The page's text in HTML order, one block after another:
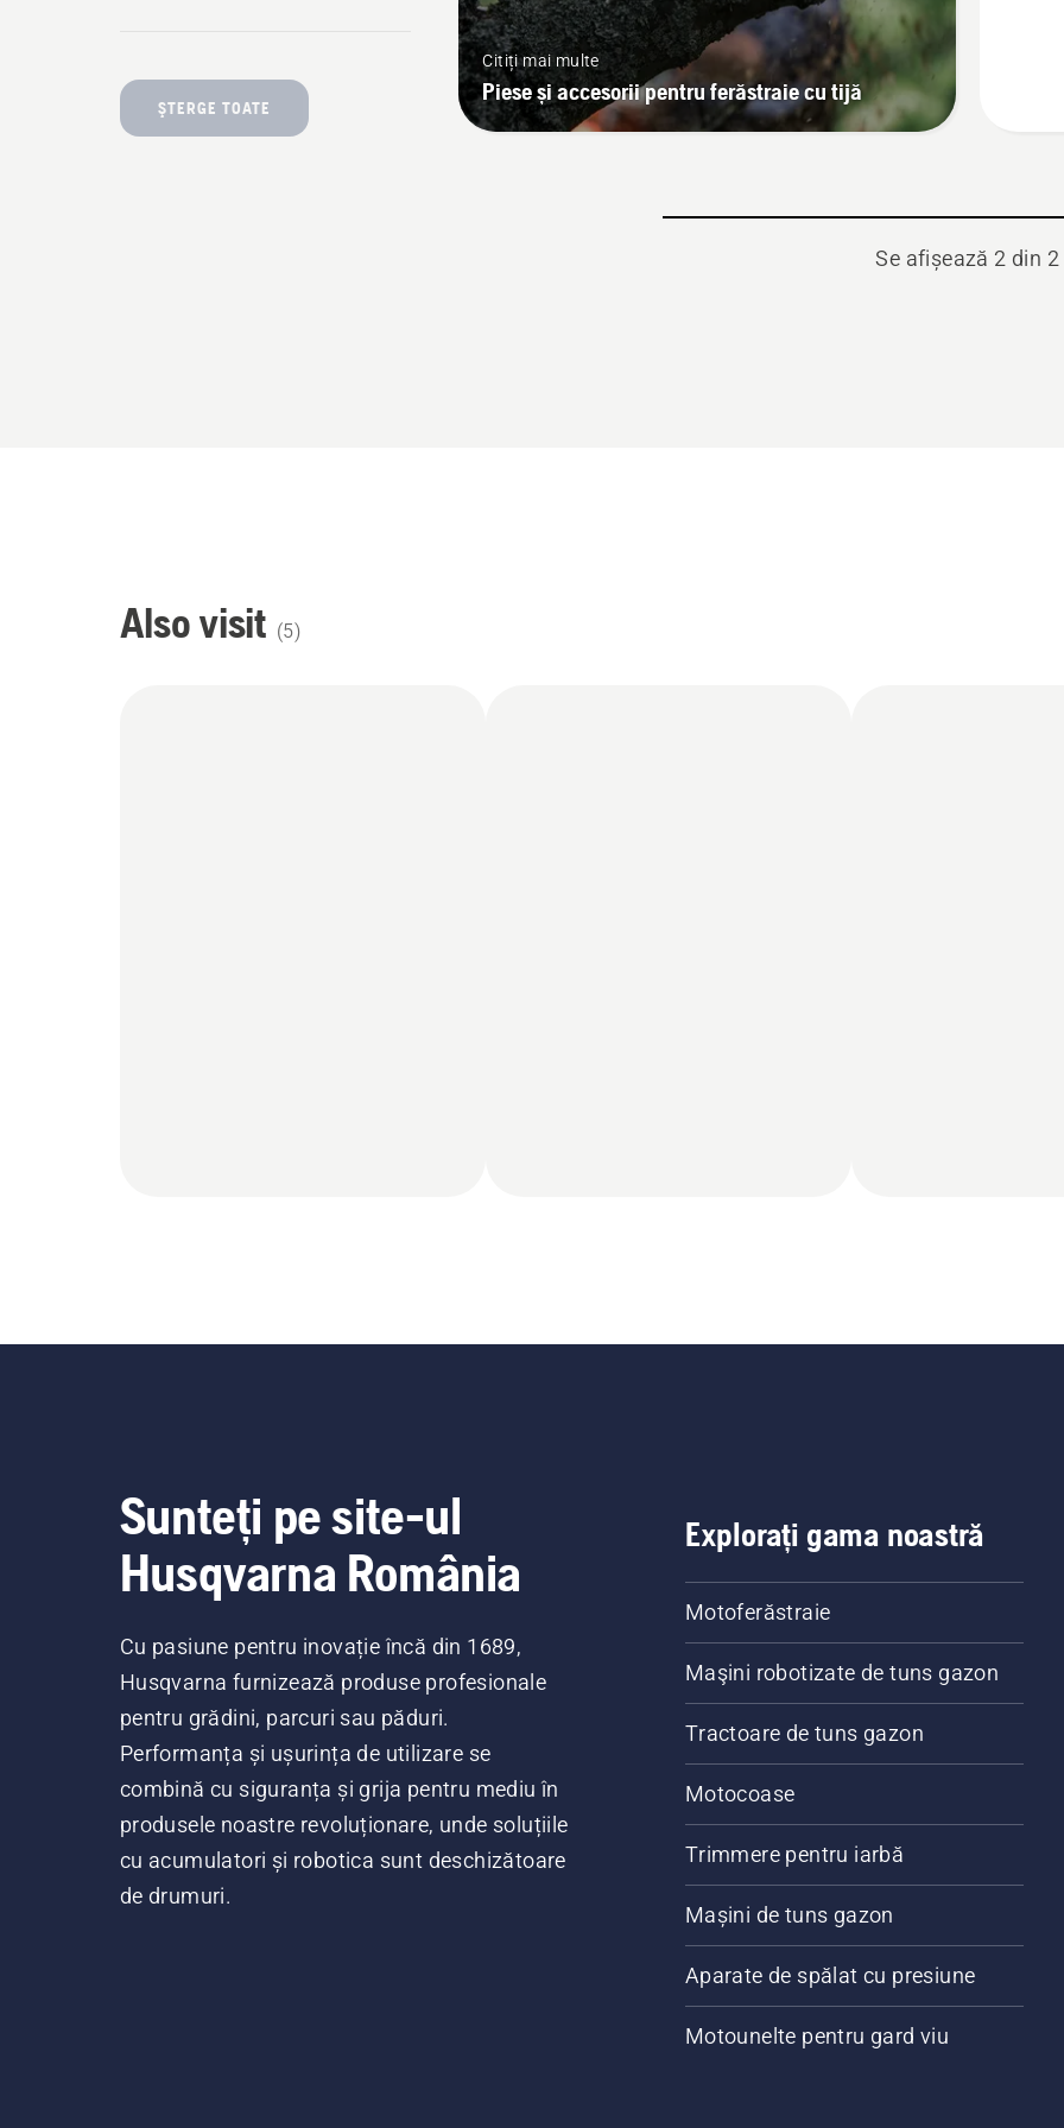
ŞTERGE TOATE
Citiți mai multe
Piese și accesorii pentru ferăstraie cu tijă
Se afișează 2 din 2
Also visit (5)
Sunteți pe site-ul
Husqvarna România
Cu pasiune pentru inovație încă din 1689,
Husqvarna furnizează produse profesionale
pentru grădini, parcuri sau păduri.
Performanța și ușurința de utilizare se
combină cu siguranța și grija pentru mediu în
produsele noastre revoluționare, unde soluțiile
cu acumulatori și robotica sunt deschizătoare
de drumuri.
Explorați gama noastră
Motoferăstraie
Maşini robotizate de tuns gazon
Tractoare de tuns gazon
Motocoase
Trimmere pentru iarbă
Mașini de tuns gazon
Aparate de spălat cu presiune
Motounelte pentru gard viu